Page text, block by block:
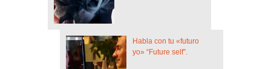
Habla con tu «futuro
yo» “Future self”.